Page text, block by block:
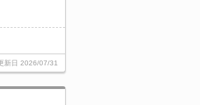
新日 2026/07/31